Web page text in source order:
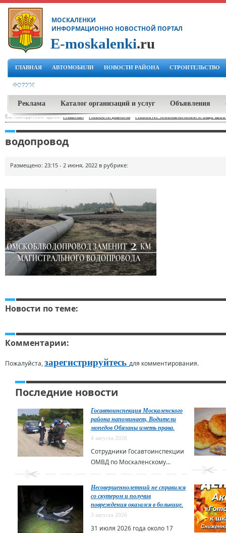
МОСКАЛЕНКИ
ИНФОРМАЦИОННО НОВОСТНОЙ ПОРТАЛ
E-moskalenki.ru
ГЛАВНАЯ АВТОМОБИЛИ НОВОСТИ РАЙОНА СТРОИТЕЛЬСТВО
ФОРУМ
Реклама Каталог организаций и услуг Объявления
Вы находитесь здесь:Главная-Новости района Новости: Москаленский и еще
водопровод
Размещено: 23:15 - 2 июня, 2022 в рубрике:
Новости по теме:
Комментарии:
Пожалуйста,зарегистрируйтесь для комментирования.
Последние новости
Госавтоинспекция Москаленского
района напоминает, Водители
мопедов Обязаны иметь права.
4 августа 2026
Сотрудники Госавтоинспекции
ОМВД по Москаленскому...
Несовершеннолетний не справился
со скутером и получив
повреждения оказался в больнице.
3 августа 2026
31 июля 2026 года около 17